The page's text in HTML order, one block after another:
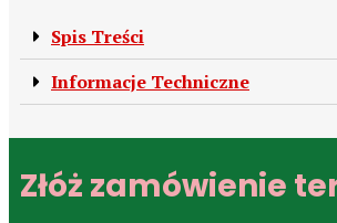
Spis Treści
Informacje Techniczne
Złóż zamówienie